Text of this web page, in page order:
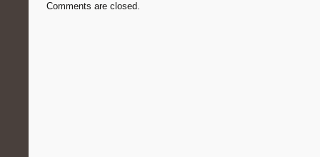
Comments are closed.